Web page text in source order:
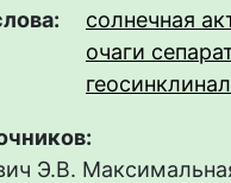
солнечная
очаги
Э.В.